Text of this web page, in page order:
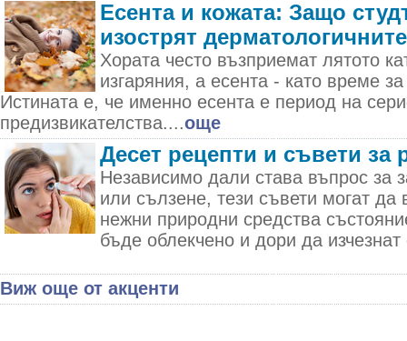
Есента и кожата: Защо
изострят
Хората често възприемат лятото
изгаряния, а есента - като време
Истината е, че именно есента е период на
предизвикателства....още
Десет рецепти и съвети за
Независимо дали става въпрос за
или сълзене, тези съвети могат
нежни природни средства
бъде облекчено и дори да
Виж още от акценти